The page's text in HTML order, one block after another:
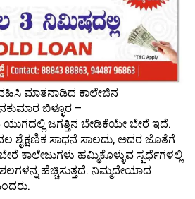
ಮಾತನಾಡಿದ ಕಾಲೇಜಿನ
ಬಿಳ್ಳೂರ –
ಯುಗದಲ್ಲಿ ಜಗತ್ತಿನ ಬೇಡಿಕೆಯೇ ಬೇರೆ ಇದೆ.
ಶೈಕ್ಷಣಿಕ ಸಾಧನೆ ಸಾಲದು, ಅದರ ಜೊತೆಗೆ
ಕಾಲೇಜುಗಳು ಹಮ್ಮಿಕೊಳ್ಳುವ ಸ್ಪರ್ಧೆಗಳಲ್ಲಿ
ಹೆಚ್ಚಿಸುತ್ತದೆ. ನಿಮ್ಮದೇಯಾದ